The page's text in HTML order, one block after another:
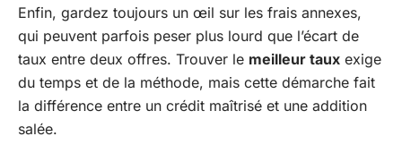
Enfin, gardez toujours un œil sur les frais annexes,
qui peuvent parfois peser plus lourd que l’écart de
taux entre deux offres. Trouver le meilleur taux exige
du temps et de la méthode, mais cette démarche fait
la différence entre un crédit maîtrisé et une addition
salée.